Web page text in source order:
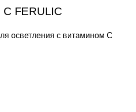
FERULIC
осветления с витамином C